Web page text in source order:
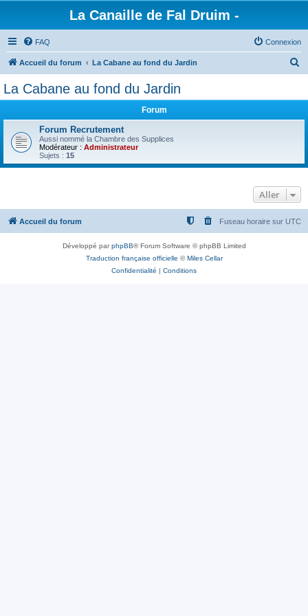
La Canaille de Fal Druim -
FAQ Connexion
Accueil du forum La Cabane au fond du Jardin
r
La Cabane au fond du Jardin
Forum
Forum Recrutement
Aussi nommé la Chambre des Supplices
Modérateur : Administrateur
Sujets : 15
Aller
Accueil du forum Fuseau horaire sur UTC
Développé parphpBB® Forum Software © phpBB Limited
Traduction française officielle ©Miles Cellar
Confidentialité | Conditions